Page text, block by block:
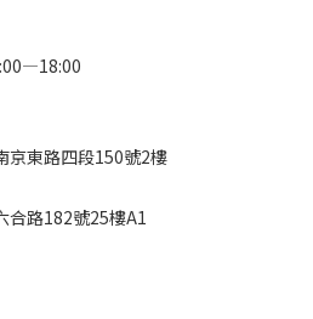
京東路四段150號2樓
合路182號25樓A1